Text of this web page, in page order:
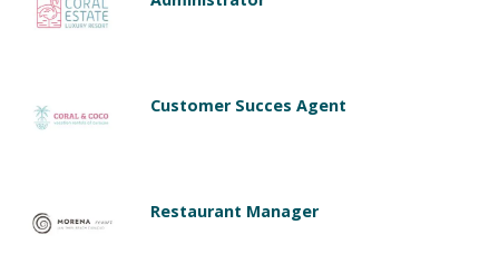
Customer Succes Agent
Restaurant Manager